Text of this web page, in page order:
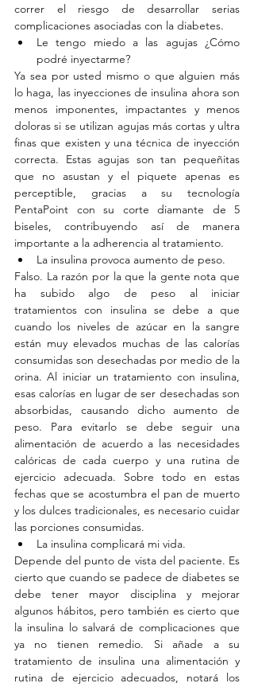
correr el riesgo de desarrollar serias
complicaciones asociadas con la diabetes.
Le tengo miedo a las agujas ¿Cómo
podré inyectarme?
Ya sea por usted mismo o que alguien más
lo haga, las inyecciones de insulina ahora son
menos imponentes, impactantes y menos
doloras si se utilizan agujas más cortas y ultra
finas que existen y una técnica de inyección
correcta. Estas agujas son tan pequeñitas
que no asustan y el piquete apenas es
perceptible, gracias a su tecnología
PentaPoint con su corte diamante de 5
biseles, contribuyendo así de manera
importante a la adherencia al tratamiento.
La insulina provoca aumento de peso.
Falso. La razón por la que la gente nota que
ha subido algo de peso al iniciar
tratamientos con insulina se debe a que
cuando los niveles de azúcar en la sangre
están muy elevados muchas de las calorías
consumidas son desechadas por medio de la
orina. Al iniciar un tratamiento con insulina,
esas calorías en lugar de ser desechadas son
absorbidas, causando dicho aumento de
peso. Para evitarlo se debe seguir una
alimentación de acuerdo a las necesidades
calóricas de cada cuerpo y una rutina de
ejercicio adecuada. Sobre todo en estas
fechas que se acostumbra el pan de muerto
y los dulces tradicionales, es necesario cuidar
las porciones consumidas.
La insulina complicará mi vida.
Depende del punto de vista del paciente. Es
cierto que cuando se padece de diabetes se
debe tener mayor disciplina y mejorar
algunos hábitos, pero también es cierto que
la insulina lo salvará de complicaciones que
ya no tienen remedio. Si añade a su
tratamiento de insulina una alimentación y
rutina de ejercicio adecuados, notará los